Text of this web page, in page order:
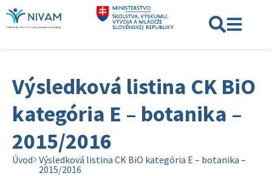
Výsledková listina CK BiO
kategória E – botanika –
2015/2016
Úvod Výsledková listina CK BiO kategória E – botanika –
2015/2016